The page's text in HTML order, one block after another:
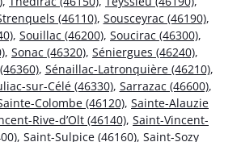
(46110), Sousceyrac (46190),
, Souillac (46200), Soucirac (46300),
, Sonac (46320), Séniergues (46240),
, Sénaillac-Latronquière (46210),
sur-Célé (46330), Sarrazac (46600),
Colombe (46120), Sainte-Alauzie
Rive-d’Olt (46140), Saint-Vincent-
, Saint-Sulpice (46160), Saint-Sozy